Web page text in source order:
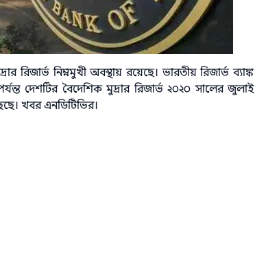
নিম্নমুখী অবস্থায় রয়েছে। ভারতীয় রিজার্ভ ব্যাঙ্ক
দেশটির বৈদেশিক মুদ্রার রিজার্ভ ২০২০ সালের জুলাই
খবর এনডিটিভির।